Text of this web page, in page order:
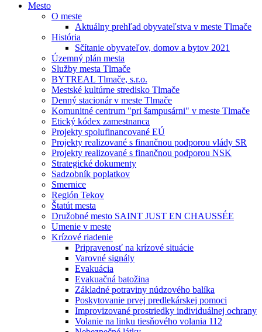
Mesto
O meste
Aktuálny prehľad obyvateľstva v meste Tlmače
História
Sčítanie obyvateľov, domov a bytov 2021
Územný plán mesta
Služby mesta Tlmače
BYTREAL Tlmače, s.r.o.
Mestské kultúrne stredisko Tlmače
Denný stacionár v meste Tlmače
Komunitné centrum "pri šampusárni" v meste Tlmače
Etický kódex zamestnanca
Projekty spolufinancované EÚ
Projekty realizované s finančnou podporou vlády SR
Projekty realizované s finančnou podporou NSK
Strategické dokumenty
Sadzobník poplatkov
Smernice
Región Tekov
Štatút mesta
Družobné mesto SAINT JUST EN CHAUSSÉE
Umenie v meste
Krízové riadenie
Pripravenosť na krízové situácie
Varovné signály
Evakuácia
Evakuačná batožina
Základné potraviny núdzového balíka
Poskytovanie prvej predlekárskej pomoci
Improvizované prostriedky individuálnej ochrany
Volanie na linku tiesňového volania 112